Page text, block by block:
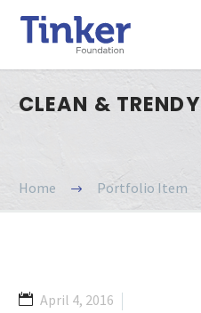
CLEAN & TRENDY
Home Portfolio Item
April 4, 2016